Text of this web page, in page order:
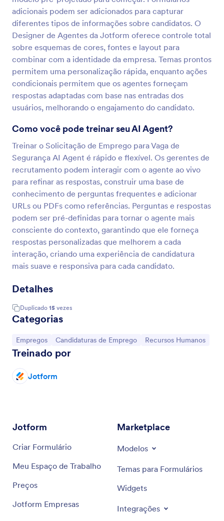
adicionais podem ser adicionados para capturar
diferentes tipos de informações sobre candidatos. O
Designer de Agentes da Jotform oferece controle total
sobre esquemas de cores, fontes e layout para
combinar com a identidade da empresa. Temas prontos
permitem uma personalização rápida, enquanto ações
condicionais permitem que os agentes forneçam
respostas adaptadas com base nas entradas dos
usuários, melhorando o engajamento do candidato.
Como você pode treinar seu AI Agent?
Treinar o Solicitação de Emprego para Vaga de
Segurança AI Agent é rápido e flexível. Os gerentes de
recrutamento podem interagir com o agente ao vivo
para refinar as respostas, construir uma base de
conhecimento de perguntas frequentes e adicionar
URLs ou PDFs como referências. Perguntas e respostas
podem ser pré-definidas para tornar o agente mais
consciente do contexto, garantindo que ele forneça
respostas personalizadas que melhorem a cada
interação, criando uma experiência de candidatura
mais suave e responsiva para cada candidato.
Detalhes
Duplicado 15 vezes
Categorias
Ir para Categoria:
Empregos Ir para Categoria:
Candidaturas de Emprego Ir para Categoria:
Recursos Humanos
Treinado por
Jotform
Jotform
Criar Formulário
Meu Espaço de Trabalho
Preços
Jotform Empresas
Marketplace
Modelos
Temas para Formulários
Widgets
Integrações